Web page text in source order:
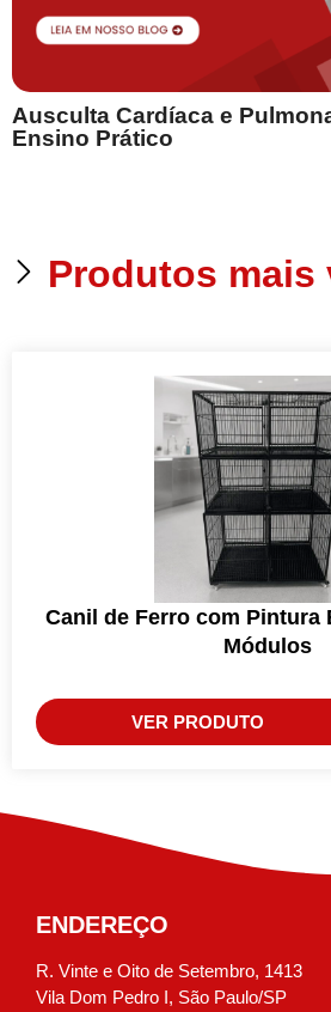
Ausculta Cardíaca e
Ensino Prático
Produtos mais
Canil de Ferro com Pintura
Módulos
VER PRODUTO
ENDEREÇO
R. Vinte e Oito de Setembro, 1413
Vila Dom Pedro I, São Paulo/SP